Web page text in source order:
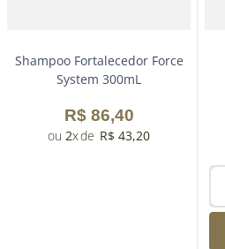
Shampoo Fortalecedor Force
System 300mL
R$ 86,40
2 R$ 43,20